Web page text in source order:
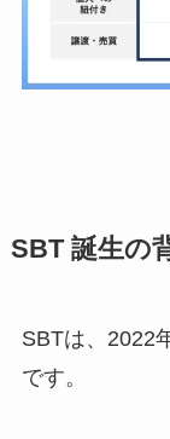
SBT 誕生の
SBTは、2022
です。